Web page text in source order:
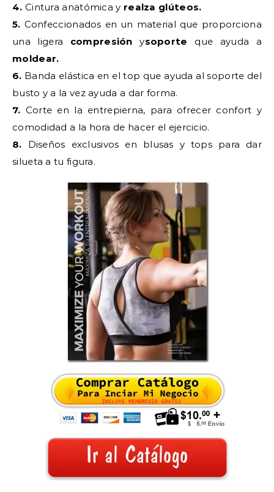
4. Cintura anatómica y realza glúteos.
5. Confeccionados en un material que proporciona
una ligera compresión ysoporte que ayuda a
moldear.
6. Banda elástica en el top que ayuda al soporte del
busto y a la vez ayuda a dar forma.
7. Corte en la entrepierna, para ofrecer confort y
comodidad a la hora de hacer el ejercicio.
8. Diseños exclusivos en blusas y tops para dar
silueta a tu figura.